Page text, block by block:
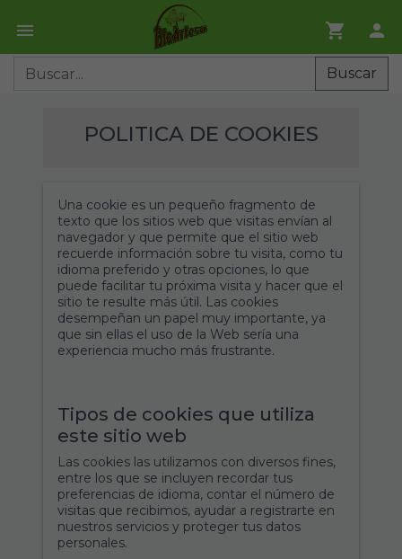
Buscar
POLITICA DE COOKIES
Una cookie es un pequeño fragmento de
texto que los sitios web que visitas envían al
navegador y que permite que el sitio web
recuerde información sobre tu visita, como tu
idioma preferido y otras opciones, lo que
puede facilitar tu próxima visita y hacer que el
sitio te resulte más útil. Las cookies
desempeñan un papel muy importante, ya
que sin ellas el uso de la Web sería una
experiencia mucho más frustrante.
Tipos de cookies que utiliza
este sitio web
Las cookies las utilizamos con diversos fines,
entre los que se incluyen recordar tus
preferencias de idioma, contar el número de
visitas que recibimos, ayudar a registrarte en
nuestros servicios y proteger tus datos
personales.